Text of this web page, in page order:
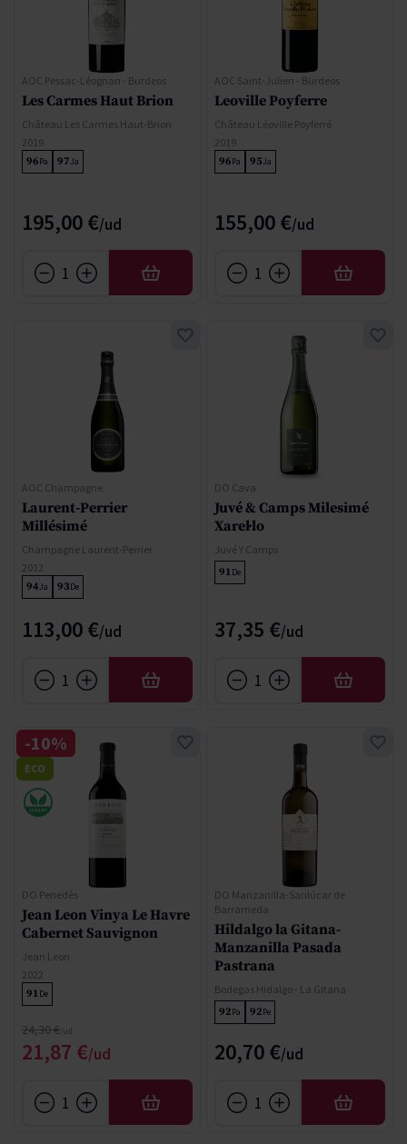
AOC Pessac-Léognan - Burdeos
Les Carmes Haut Brion
Château Les Carmes Haut-Brion
2019
96Pa 97Ja
195,00 €
AÑADIR
AOC Saint-Julien - Burdeos
Leoville Poyferre
Château Léoville Poyferré
2019
96Pa 95Ja
155,00 €
AÑADIR
AOC Champagne
Laurent-Perrier
Millésimé
Champagne Laurent-Perrier
2012
94Ja 93De
113,00 €
AÑADIR
DO Cava
Juvé & Camps Milesimé
Xarel·lo
Juvé Y Camps
91De
37,35 €
AÑADIR
DO Penedès
Jean Leon Vinya Le Havre
Cabernet Sauvignon
Jean Leon
2022
91De
Precio especial
21,87 €
Precio normal
24,30 €
-10%
ECO
AÑADIR
DO Manzanilla-Sanlúcar de
Barrameda
Hildalgo la Gitana-
Manzanilla Pasada
Pastrana
Bodegas Hidalgo - La Gitana
92Pa 92Pe
20,70 €
AÑADIR